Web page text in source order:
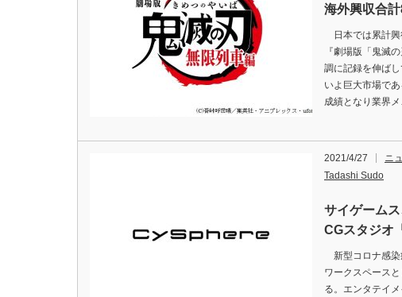
海外興収合
日本では累計興
『劇場版「鬼滅
調に記録を伸ば
いよ巨大市場で
成績となり業界
2021/4/27 ニ
Tadashi Sudo
サイゲーム
CGスタジオ
新型コロナ感染
ワークスペース
る。エンタテイ